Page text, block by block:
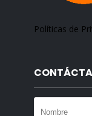
Políticas de